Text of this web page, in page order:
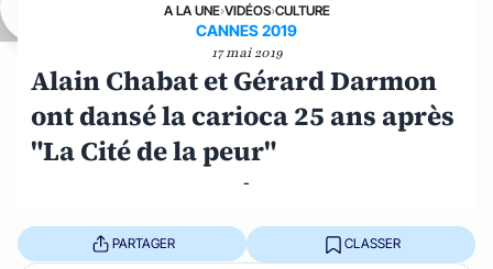
A LA UNE›VIDÉOS›CULTURE
CANNES 2019
17 mai 2019
Alain Chabat et Gérard Darmon
ont dansé la carioca 25 ans après
"La Cité de la peur"
-
PARTAGER CLASSER